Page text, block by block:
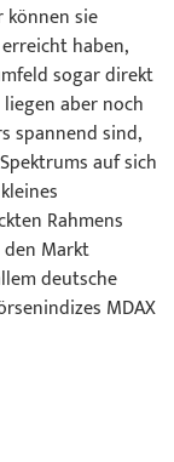
können sie
haben,
sogar direkt
aber noch
spannend sind,
auf sich
Rahmens
Markt
deutsche
MDAX